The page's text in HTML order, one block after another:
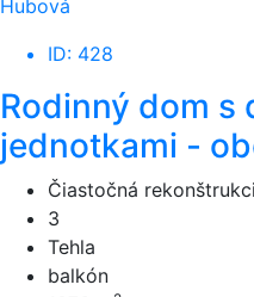
ID: 428
Rodinný dom s
jednotkami -
Čiastočná
3
Tehla
balkón